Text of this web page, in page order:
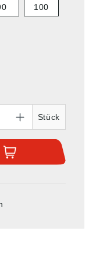
100
Stück